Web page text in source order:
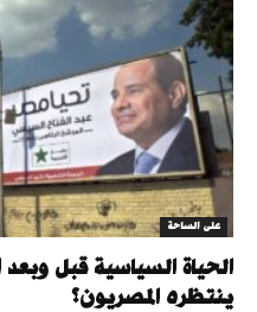
على الساحة
الحياة السياسية قبل
ينتظره المصريون؟